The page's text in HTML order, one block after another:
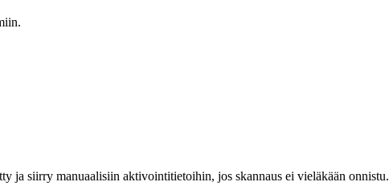
ja siirry manuaalisiin aktivointitietoihin, jos skannaus ei vieläkään onnistu.